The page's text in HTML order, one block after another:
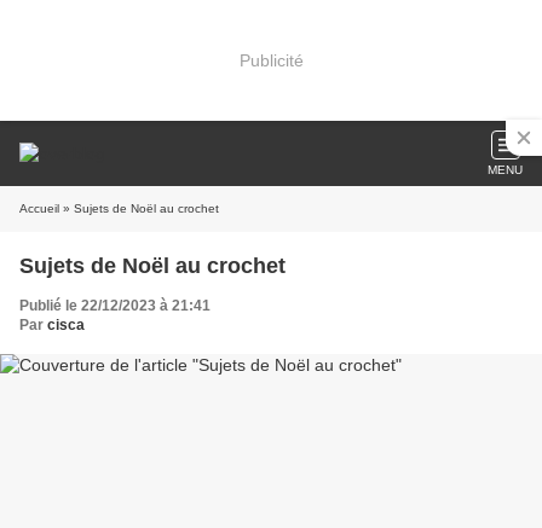
Publicité
MENU
Accueil » Sujets de Noël au crochet
Sujets de Noël au crochet
Publié le 22/12/2023 à 21:41
Par cisca